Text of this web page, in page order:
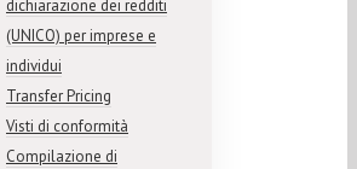
dichiarazione dei redditi
(UNICO) per imprese e
individui
Transfer Pricing
Visti di conformità
Compilazione di